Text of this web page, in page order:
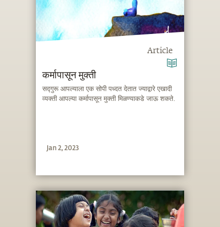
Article
कर्मापासून मुक्ती
सद्गुरू आपल्याला एक सोपी पध्दत देतात ज्याद्वारे एखादी
व्यक्ती आपल्या कर्मापासून मुक्ती मिळण्याकडे जाऊ शकते.
Jan 2, 2023